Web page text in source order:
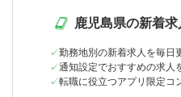
鹿児島県の新着
勤務地別の新着求人を毎日
通知設定でおすすめの求人
転職に役立つアプリ限定コ